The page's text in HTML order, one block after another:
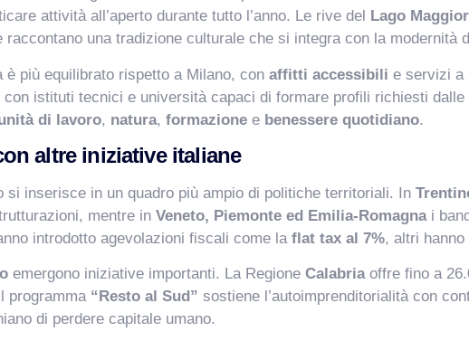
attività all’aperto durante tutto l’anno. Le rive del
Lago
una tradizione culturale che si integra con la modernità
è più equilibrato rispetto a Milano, con affitti accessibili e servizi a
istituti tecnici e università capaci di formare profili richiesti
di lavoro, natura, formazione e benessere quotidiano.
altre iniziative italiane
si inserisce in un quadro più ampio di politiche territoriali. In
mentre in Veneto, Piemonte ed Emilia-Romagnai
introdotto agevolazioni fiscali come la flat tax al 7%, altri
emergono iniziative importanti. La Regione Calabriaoffre fino a
programma “Resto al Sud” sostiene l’autoimprenditorialità con
di perdere capitale umano.